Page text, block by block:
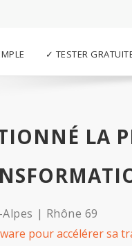
✓ TESTER
LA
Rhône 69
pour accélérer sa